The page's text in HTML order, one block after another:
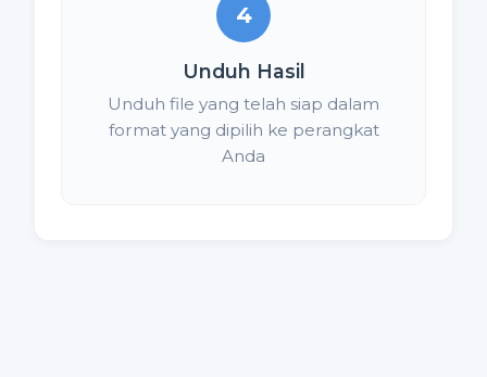
4
Unduh Hasil
Unduh file yang telah siap dalam
format yang dipilih ke perangkat
Anda